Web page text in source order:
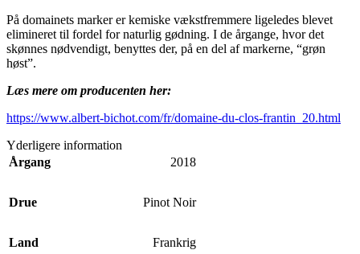
På domainets marker er kemiske vækstfremmere ligeledes blevet
elimineret til fordel for naturlig gødning. I de årgange, hvor det
skønnes nødvendigt, benyttes der, på en del af markerne, “grøn
høst”.
Læs mere om producenten her:
https://www.albert-bichot.com/fr/domaine-du-clos-frantin_20.html
Yderligere information
Årgang
2018
Drue Pinot Noir
Land Frankrig